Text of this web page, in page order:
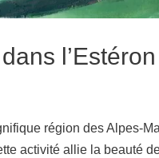
région des Alpes-
activité allie la beauté